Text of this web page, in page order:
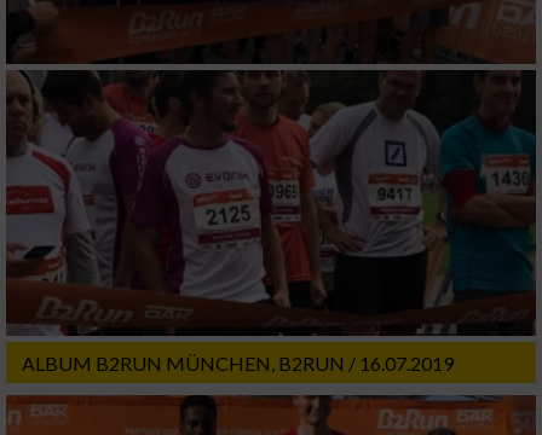
ALBUM B2RUN MÜNCHEN, B2RUN / 16.07.2019